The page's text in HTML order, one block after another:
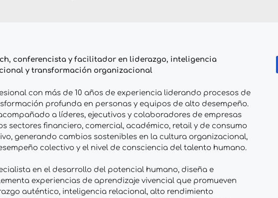
conferencista y facilitador en liderazgo, inteligencia
y transformación organizacional
con más de 10 años de experiencia liderando procesos de
profunda en personas y equipos de alto desempeño.
a líderes, ejecutivos y colaboradores de empresas
sectores financiero, comercial, académico, retail y de consumo
generando cambios sostenibles en la cultura organizacional,
colectivo y el nivel de consciencia del talento humano.
en el desarrollo del potencial humano, diseña e
experiencias de aprendizaje vivencial que promueven
auténtico, inteligencia relacional, alto rendimiento